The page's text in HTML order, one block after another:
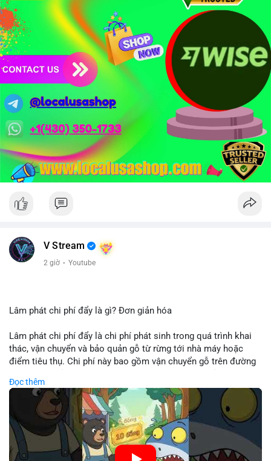
Nhà đầu tư nên thận trọng với đòn bẩy cao khi Funding Rate
BTC chỉ ở mức 0.0035%. Vùng Fear hiện tại có thể là cơ hội
tích lũy dài hạn nhưng cần chờ xác nhận dòng tiền.
Xem chi tiết các bài viết đầy đủ tại dòng thời gian của Vlike.vn!
#whalealertbtc #clarityact #lightningexploit #bybitlazarus
#xrpledger
V Stream
2 giờ · Youtube
Lâm phát chi phí đẩy là gì? Đơn giản hóa
Lâm phát chi phí đẩy là chi phí phát sinh trong quá trình khai
thác, vận chuyển và bảo quản gỗ từ rừng tới nhà máy hoặc
điểm tiêu thụ. Chi phí này bao gồm vận chuyển gỗ trên đường
điều kiện địa hình. Việc hiểu rõ chi phí đẩy giúp doanh nghiệp
lâm nghiệp tối ưu hoá chuỗi cung ứng và kiểm soát lợi nhuận.
🎥 Xem video trực tiếp tại:
Nguồn: Cú Thông Thái
Đọc thêm